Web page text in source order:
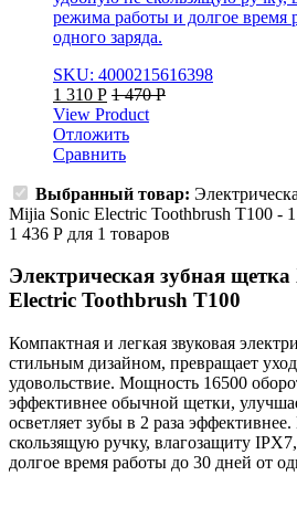
режима работы и долгое время
одного заряда.
SKU: 4000215616398
1 310 Р 1 470Р
View Product
Отложить
Сравнить
Выбранный товар:
Mijia Sonic Electric Toothbrush T100 -
1 436 Р для 1 товаров
Электрическая зубная
Electric Toothbrush T100
Компактная и легкая звуковая
стильным дизайном, превращает
удовольствие. Мощность 16500
эффективнее обычной щетки,
осветляет зубы в 2 раза
скользящую ручку, влагозащиту
долгое время работы до 30 дней от